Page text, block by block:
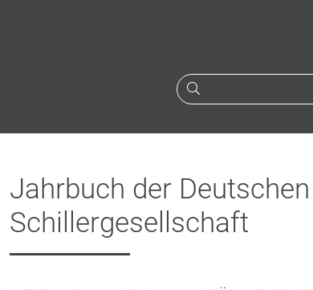
Jahrbuch der Deutschen
Schillergesellschaft